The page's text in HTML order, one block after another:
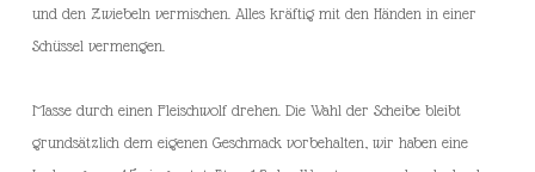
und den Zwiebeln vermischen. Alles kräftig mit den Händen in einer
Schüssel vermengen.
Masse durch einen Fleischwolf drehen. Die Wahl der Scheibe bleibt
grundsätzlich dem eigenen Geschmack vorbehalten, wir haben eine